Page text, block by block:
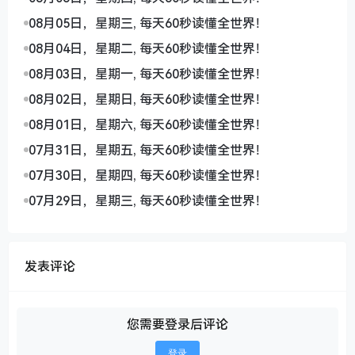
08月05日，星期三, 每天60秒读懂全世界！
08月04日，星期二, 每天60秒读懂全世界！
08月03日，星期一, 每天60秒读懂全世界！
08月02日，星期日, 每天60秒读懂全世界！
08月01日，星期六, 每天60秒读懂全世界！
07月31日，星期五, 每天60秒读懂全世界！
07月30日，星期四, 每天60秒读懂全世界！
07月29日，星期三, 每天60秒读懂全世界！
发表评论
您需要登录后评论